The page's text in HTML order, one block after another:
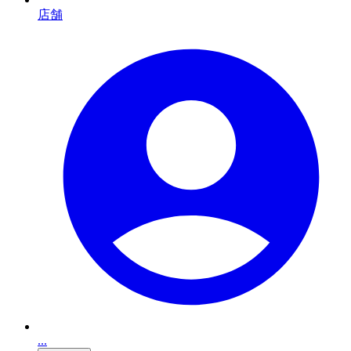
店舗
...